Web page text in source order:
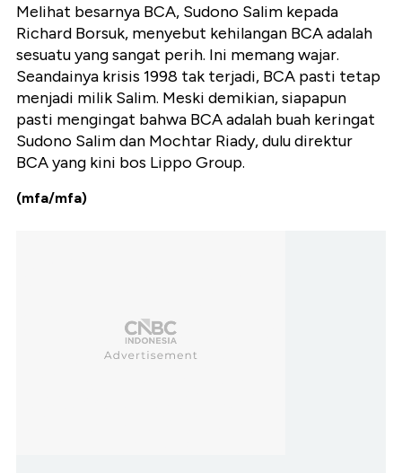
Melihat besarnya BCA, Sudono Salim kepada
Richard Borsuk, menyebut kehilangan BCA adalah
sesuatu yang sangat perih. Ini memang wajar.
Seandainya krisis 1998 tak terjadi, BCA pasti tetap
menjadi milik Salim. Meski demikian, siapapun
pasti mengingat bahwa BCA adalah buah keringat
Sudono Salim dan Mochtar Riady, dulu direktur
BCA yang kini bos Lippo Group.
(mfa/mfa)